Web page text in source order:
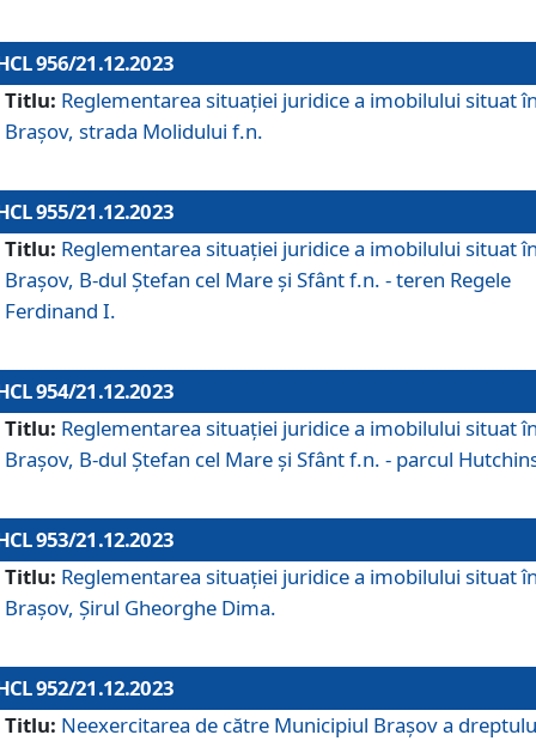
956/21.12.2023
Titlu: Reglementarea situației juridice a imobilului situat
Brașov, strada Molidului f.n.
955/21.12.2023
Titlu: Reglementarea situației juridice a imobilului situat
Brașov, B-dul Ștefan cel Mare și Sfânt f.n. - teren Regele
Ferdinand I.
954/21.12.2023
Titlu: Reglementarea situației juridice a imobilului situat
Brașov, B-dul Ștefan cel Mare și Sfânt f.n. - parcul
953/21.12.2023
Titlu: Reglementarea situației juridice a imobilului situat
Brașov, Șirul Gheorghe Dima.
952/21.12.2023
Titlu: Neexercitarea de către Municipiul Brașov a